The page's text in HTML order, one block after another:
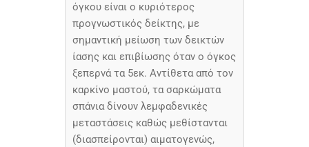
όγκου είναι ο κυριότερος
προγνωστικός δείκτης, με
σημαντική μείωση των δεικτών
ίασης και επιβίωσης όταν ο όγκος
ξεπερνά τα 5εκ. Αντίθετα από τον
καρκίνο μαστού, τα σαρκώματα
σπάνια δίνουν λεμφαδενικές
μεταστάσεις καθώς μεθίστανται
(διασπείρονται) αιματογενώς,